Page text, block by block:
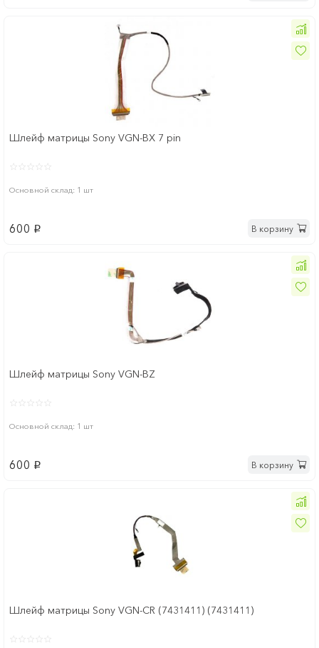
Шлейф матрицы Sony VGN-BX 7 pin
Основной склад: 1 шт
600 p В корзину
Шлейф матрицы Sony VGN-BZ
Основной склад: 1 шт
600 p В корзину
Шлейф матрицы Sony VGN-CR (7431411) (7431411)